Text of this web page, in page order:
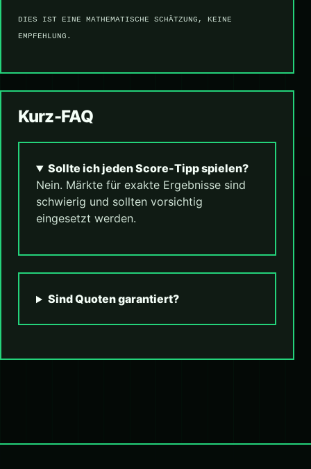
DIES IST EINE MATHEMATISCHE SCHÄTZUNG, KEINE
EMPFEHLUNG.
Kurz-FAQ
Sollte ich jeden Score-Tipp spielen?
Nein. Märkte für exakte Ergebnisse sind
schwierig und sollten vorsichtig
eingesetzt werden.
Sind Quoten garantiert?